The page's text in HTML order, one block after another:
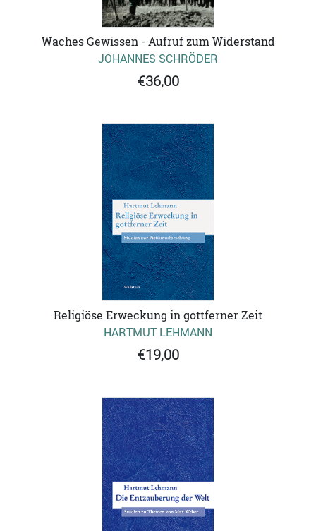
Waches Gewissen - Aufruf zum Widerstand
JOHANNES SCHRÖDER
€36,00
Religiöse Erweckung in gottferner Zeit
HARTMUT LEHMANN
€19,00